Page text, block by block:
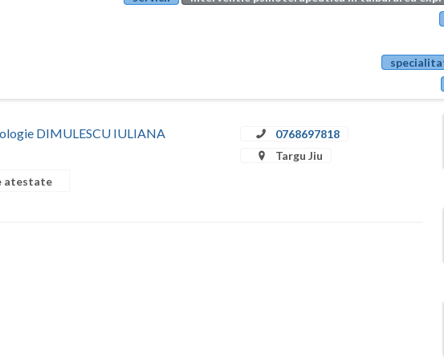
DIMULESCU IULIANA
0768697818
Targu Jiu
atestate